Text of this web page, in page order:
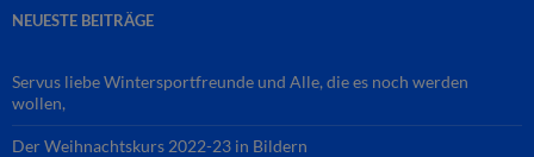
NEUESTE BEITRÄGE
Servus liebe Wintersportfreunde und Alle, die es noch werden
wollen,
Der Weihnachtskurs 2022-23 in Bildern